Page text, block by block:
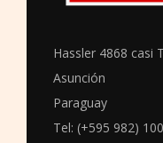
Hassler 4868 casi
Asunción
Paraguay
Tel: (+595 982)